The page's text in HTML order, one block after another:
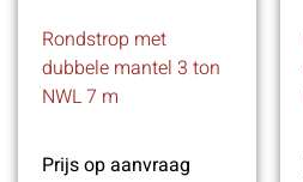
Rondstrop met
dubbele mantel 3 ton
NWL 7 m
Prijs op aanvraag